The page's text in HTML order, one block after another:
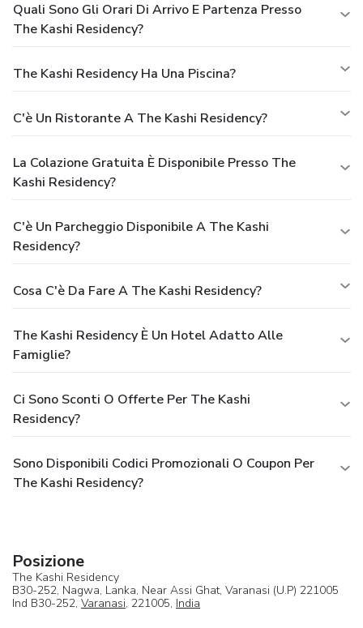
Quali Sono Gli Orari Di Arrivo E Partenza Presso
The Kashi Residency?
The Kashi Residency Ha Una Piscina?
C'è Un Ristorante A The Kashi Residency?
La Colazione Gratuita È Disponibile Presso The
Kashi Residency?
C'è Un Parcheggio Disponibile A The Kashi
Residency?
Cosa C'è Da Fare A The Kashi Residency?
The Kashi Residency È Un Hotel Adatto Alle
Famiglie?
Ci Sono Sconti O Offerte Per The Kashi
Residency?
Sono Disponibili Codici Promozionali O Coupon Per
The Kashi Residency?
Posizione
The Kashi Residency
B30-252, Nagwa, Lanka, Near Assi Ghat, Varanasi (U.P) 221005
Ind B30-252, Varanasi, 221005, India